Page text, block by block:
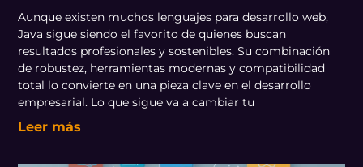
Aunque existen muchos lenguajes para desarrollo web,
Java sigue siendo el favorito de quienes buscan
resultados profesionales y sostenibles. Su combinación
de robustez, herramientas modernas y compatibilidad
total lo convierte en una pieza clave en el desarrollo
empresarial. Lo que sigue va a cambiar tu
Leer más